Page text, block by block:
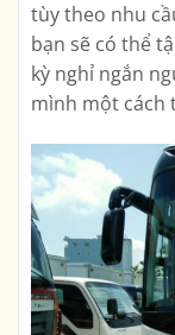
tùy theo nhu
bạn sẽ có thể
kỳ nghỉ ngắn
mình một cách